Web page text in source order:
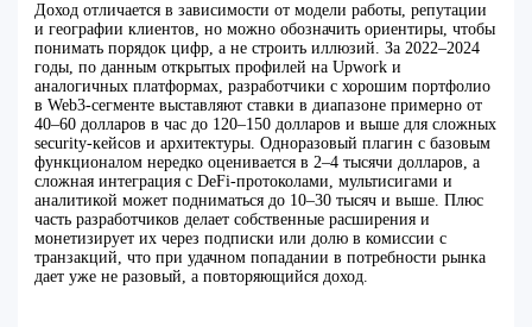
Доход отличается в зависимости от модели работы, репутации
и географии клиентов, но можно обозначить ориентиры, чтобы
понимать порядок цифр, а не строить иллюзий. За 2022–2024
годы, по данным открытых профилей на Upwork и
аналогичных платформах, разработчики с хорошим портфолио
в Web3-сегменте выставляют ставки в диапазоне примерно от
40–60 долларов в час до 120–150 долларов и выше для сложных
security-кейсов и архитектуры. Одноразовый плагин с базовым
функционалом нередко оценивается в 2–4 тысячи долларов, а
сложная интеграция с DeFi-протоколами, мультисигами и
аналитикой может подниматься до 10–30 тысяч и выше. Плюс
часть разработчиков делает собственные расширения и
монетизирует их через подписки или долю в комиссии с
транзакций, что при удачном попадании в потребности рынка
дает уже не разовый, а повторяющийся доход.